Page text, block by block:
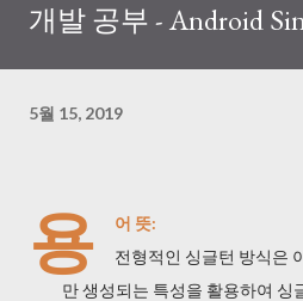
개발 공부 - Android
5월 15, 2019
용
어 뜻:
전형적인 싱글턴 방식은
만 생성되는 특성을 활용하여 싱